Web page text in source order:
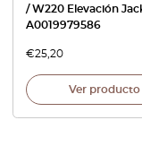
/ W220 Elevación
A0019979586
€25,20
Ver producto